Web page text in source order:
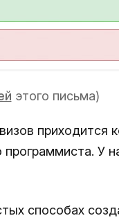
этого письма)
приходится
У
способах